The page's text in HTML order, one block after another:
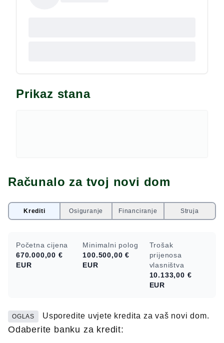
Prikaz stana
Računalo za tvoj novi dom
Krediti Osiguranje Financiranje Struja
Početna cijena
670.000,00 €
EUR
Minimalni polog
100.500,00 €
EUR
Trošak
prijenosa
vlasništva
10.133,00 €
EUR
OGLAS Usporedite uvjete kredita za vaš novi dom.
Odaberite banku za kredit: